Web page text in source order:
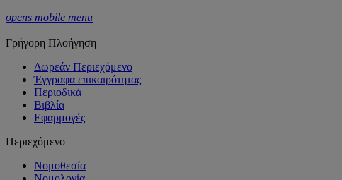
opens mobile menu
Γρήγορη Πλοήγηση
Δωρεάν Περιεχόμενο
Έγγραφα επικαιρότητας
Περιοδικά
Βιβλία
Εφαρμογές
Περιεχόμενο
Νομοθεσία